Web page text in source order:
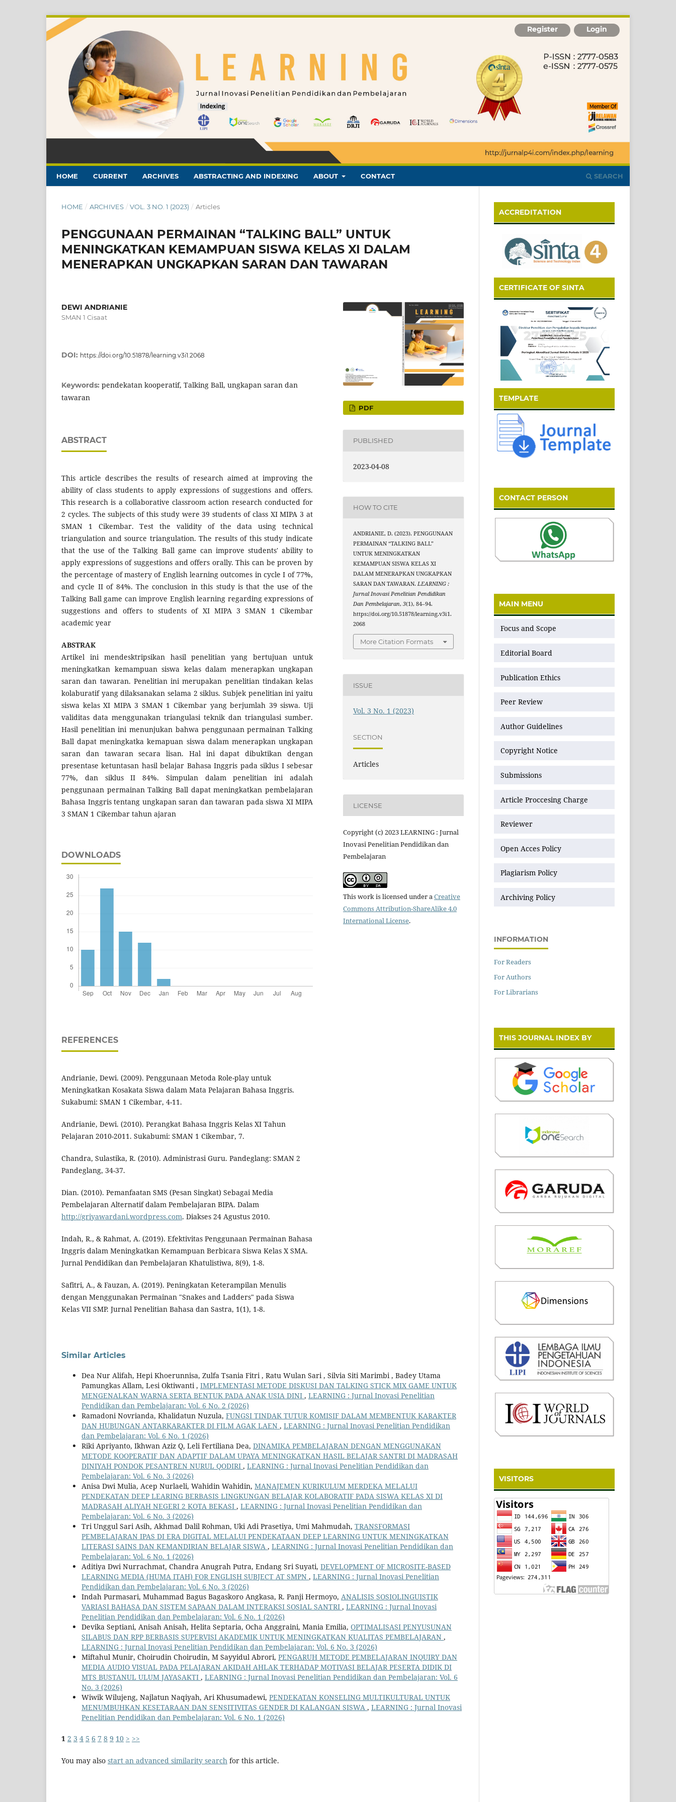
HOME CURRENT ARCHIVES ABSTRACTING AND INDEXING ABOUT CONTACT SEARCH
Register Login
HOME / ARCHIVES / VOL. 3 NO. 1 (2023) / Articles
PENGGUNAAN PERMAINAN “TALKING BALL” UNTUK
MENINGKATKAN KEMAMPUAN SISWA KELAS XI DALAM
MENERAPKAN UNGKAPKAN SARAN DAN TAWARAN
DEWI ANDRIANIE
SMAN 1 Cisaat
DOI: https://doi.org/10.51878/learning.v3i1.2068
Keywords: pendekatan kooperatif, Talking Ball, ungkapan saran dan
tawaran
ABSTRACT
This article describes the results of research aimed at improving the
ability of class students to apply expressions of suggestions and offers.
This research is a collaborative classroom action research conducted for
2 cycles. The subjects of this study were 39 students of class XI MIPA 3 at
SMAN 1 Cikembar. Test the validity of the data using technical
triangulation and source triangulation. The results of this study indicate
that the use of the Talking Ball game can improve students' ability to
apply expressions of suggestions and offers orally. This can be proven by
the percentage of mastery of English learning outcomes in cycle I of 77%,
and cycle II of 84%. The conclusion in this study is that the use of the
Talking Ball game can improve English learning regarding expressions of
suggestions and offers to students of XI MIPA 3 SMAN 1 Cikembar
academic year
ABSTRAK
Artikel ini mendesktripsikan hasil penelitian yang bertujuan untuk
meningkatkan kemampuan siswa kelas dalam menerapkan ungkapan
saran dan tawaran. Penelitian ini merupakan penelitian tindakan kelas
kolaburatif yang dilaksanakan selama 2 siklus. Subjek penelitian ini yaitu
siswa kelas XI MIPA 3 SMAN 1 Cikembar yang berjumlah 39 siswa. Uji
validitas data menggunakan triangulasi teknik dan triangulasi sumber.
Hasil penelitian ini menunjukan bahwa penggunaan permainan Talking
Ball dapat meningkatka kemapuan siswa dalam menerapkan ungkapan
saran dan tawaran secara lisan. Hal ini dapat dibuktikan dengan
presentase ketuntasan hasil belajar Bahasa Inggris pada siklus I sebesar
77%, dan siklus II 84%. Simpulan dalam penelitian ini adalah
penggunaan permainan Talking Ball dapat meningkatkan pembelajaran
Bahasa Inggris tentang ungkapan saran dan tawaran pada siswa XI MIPA
3 SMAN 1 Cikembar tahun ajaran
DOWNLOADS
REFERENCES
Andrianie, Dewi. (2009). Penggunaan Metoda Role-play untuk
Meningkatkan Kosakata Siswa dalam Mata Pelajaran Bahasa Inggris.
Sukabumi: SMAN 1 Cikembar, 4-11.
Andrianie, Dewi. (2010). Perangkat Bahasa Inggris Kelas XI Tahun
Pelajaran 2010-2011. Sukabumi: SMAN 1 Cikembar, 7.
Chandra, Sulastika, R. (2010). Administrasi Guru. Pandeglang: SMAN 2
Pandeglang, 34-37.
Dian. (2010). Pemanfaatan SMS (Pesan Singkat) Sebagai Media
Pembelajaran Alternatif dalam Pembelajaran BIPA. Dalam
http://griyawardani.wordpress.com. Diakses 24 Agustus 2010.
Indah, R., & Rahmat, A. (2019). Efektivitas Penggunaan Permainan Bahasa
Inggris dalam Meningkatkan Kemampuan Berbicara Siswa Kelas X SMA.
Jurnal Pendidikan dan Pembelajaran Khatulistiwa, 8(9), 1-8.
Safitri, A., & Fauzan, A. (2019). Peningkatan Keterampilan Menulis
dengan Menggunakan Permainan "Snakes and Ladders" pada Siswa
Kelas VII SMP. Jurnal Penelitian Bahasa dan Sastra, 1(1), 1-8.
PDF
PUBLISHED
2023-04-08
HOW TO CITE
ANDRIANIE, D. (2023). PENGGUNAAN
PERMAINAN “TALKING BALL”
UNTUK MENINGKATKAN
KEMAMPUAN SISWA KELAS XI
DALAM MENERAPKAN UNGKAPKAN
SARAN DAN TAWARAN. LEARNING :
Jurnal Inovasi Penelitian Pendidikan
Dan Pembelajaran,3(1), 84–94.
https://doi.org/10.51878/learning.v3i1.
2068
More Citation Formats
ISSUE
Vol. 3 No. 1 (2023)
SECTION
Articles
LICENSE
Copyright (c) 2023 LEARNING : Jurnal
Inovasi Penelitian Pendidikan dan
Pembelajaran
This work is licensed under aCreative
Commons Attribution-ShareAlike 4.0
International License.
Similar Articles
Dea Nur Alifah, Hepi Khoerunnisa, Zulfa Tsania Fitri , Ratu Wulan Sari , Silvia Siti Marimbi , Badey Utama
Pamungkas Allam, Lesi Oktiwanti , IMPLEMENTASI METODE DISKUSI DAN TALKING STICK MIX GAME UNTUK
MENGENALKAN WARNA SERTA BENTUK PADA ANAK USIA DINI , LEARNING : Jurnal Inovasi Penelitian
Pendidikan dan Pembelajaran: Vol. 6 No. 2 (2026)
Ramadoni Novrianda, Khalidatun Nuzula, FUNGSI TINDAK TUTUR KOMISIF DALAM MEMBENTUK KARAKTER
DAN HUBUNGAN ANTARKARAKTER DI FILM AGAK LAEN , LEARNING : Jurnal Inovasi Penelitian Pendidikan
dan Pembelajaran: Vol. 6 No. 1 (2026)
Riki Apriyanto, Ikhwan Aziz Q, Leli Fertiliana Dea, DINAMIKA PEMBELAJARAN DENGAN MENGGUNAKAN
METODE KOOPERATIF DAN ADAPTIF DALAM UPAYA MENINGKATKAN HASIL BELAJAR SANTRI DI MADRASAH
DINIYAH PONDOK PESANTREN NURUL QODIRI , LEARNING : Jurnal Inovasi Penelitian Pendidikan dan
Pembelajaran: Vol. 6 No. 3 (2026)
Anisa Dwi Mulia, Acep Nurlaeli, Wahidin Wahidin, MANAJEMEN KURIKULUM MERDEKA MELALUI
PENDEKATAN DEEP LEARING BERBASIS LINGKUNGAN BELAJAR KOLABORATIF PADA SISWA KELAS XI DI
MADRASAH ALIYAH NEGERI 2 KOTA BEKASI , LEARNING : Jurnal Inovasi Penelitian Pendidikan dan
Pembelajaran: Vol. 6 No. 3 (2026)
Tri Unggul Sari Asih, Akhmad Dalil Rohman, Uki Adi Prasetiya, Umi Mahmudah, TRANSFORMASI
PEMBELAJARAN IPAS DI ERA DIGITAL MELALUI PENDEKATAAN DEEP LEARNING UNTUK MENINGKATKAN
LITERASI SAINS DAN KEMANDIRIAN BELAJAR SISWA , LEARNING : Jurnal Inovasi Penelitian Pendidikan dan
Pembelajaran: Vol. 6 No. 1 (2026)
Aditiya Dwi Nurrachmat, Chandra Anugrah Putra, Endang Sri Suyati, DEVELOPMENT OF MICROSITE-BASED
LEARNING MEDIA (HUMA ITAH) FOR ENGLISH SUBJECT AT SMPN , LEARNING : Jurnal Inovasi Penelitian
Pendidikan dan Pembelajaran: Vol. 6 No. 3 (2026)
Indah Purmasari, Muhammad Bagus Bagaskoro Angkasa, R. Panji Hermoyo, ANALISIS SOSIOLINGUISTIK
VARIASI BAHASA DAN SISTEM SAPAAN DALAM INTERAKSI SOSIAL SANTRI , LEARNING : Jurnal Inovasi
Penelitian Pendidikan dan Pembelajaran: Vol. 6 No. 1 (2026)
Devika Septiani, Anisah Anisah, Helita Septaria, Ocha Anggraini, Mania Emilia, OPTIMALISASI PENYUSUNAN
SILABUS DAN RPP BERBASIS SUPERVISI AKADEMIK UNTUK MENINGKATKAN KUALITAS PEMBELAJARAN ,
LEARNING : Jurnal Inovasi Penelitian Pendidikan dan Pembelajaran: Vol. 6 No. 3 (2026)
Miftahul Munir, Choirudin Choirudin, M Sayyidul Abrori, PENGARUH METODE PEMBELAJARAN INQUIRY DAN
MEDIA AUDIO VISUAL PADA PELAJARAN AKIDAH AHLAK TERHADAP MOTIVASI BELAJAR PESERTA DIDIK DI
MTS BUSTANUL ULUM JAYASAKTI , LEARNING : Jurnal Inovasi Penelitian Pendidikan dan Pembelajaran: Vol. 6
No. 3 (2026)
Wiwik Wilujeng, Najlatun Naqiyah, Ari Khusumadewi, PENDEKATAN KONSELING MULTIKULTURAL UNTUK
MENUMBUHKAN KESETARAAN DAN SENSITIVITAS GENDER DI KALANGAN SISWA , LEARNING : Jurnal Inovasi
Penelitian Pendidikan dan Pembelajaran: Vol. 6 No. 1 (2026)
1 2 3 4 5 6 7 8 9 10 > >>
You may also start an advanced similarity search for this article.
ACCREDITATION
CERTIFICATE OF SINTA
TEMPLATE
CONTACT PERSON
MAIN MENU
Focus and Scope
Editorial Board
Publication Ethics
Peer Review
Author Guidelines
Copyright Notice
Submissions
Article Proccesing Charge
Reviewer
Open Acces Policy
Plagiarism Policy
Archiving Policy
INFORMATION
For Readers
For Authors
For Librarians
THIS JOURNAL INDEX BY
VISITORS